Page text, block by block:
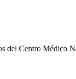
del Centro Médico